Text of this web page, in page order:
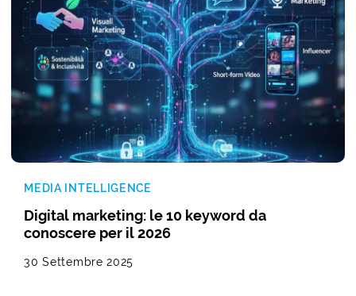
MEDIA INTELLIGENCE
Digital marketing: le 10 keyword da
conoscere per il 2026
30 Settembre 2025